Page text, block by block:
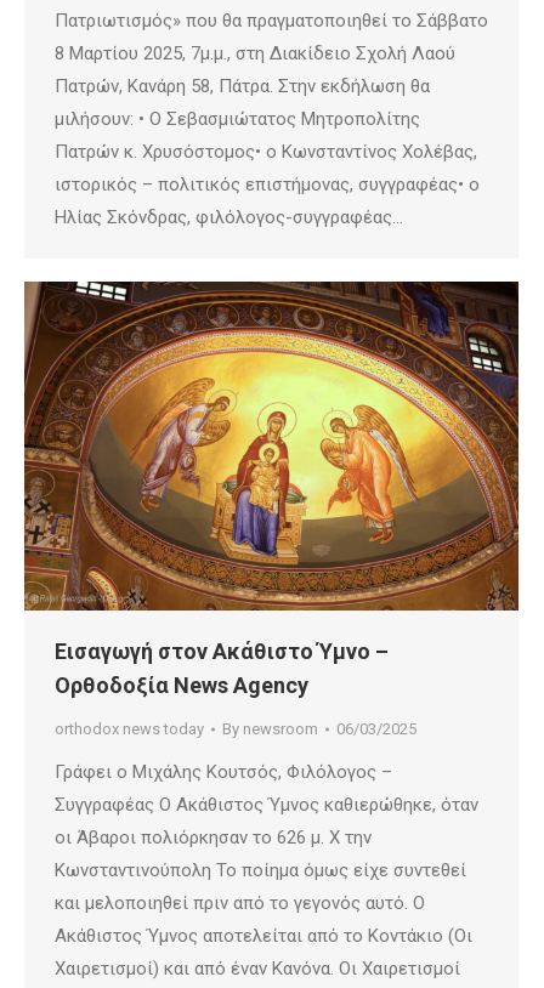
Πατριωτισμός» που θα πραγματοποιηθεί το Σάββατο
8 Μαρτίου 2025, 7μ.μ., στη Διακίδειο Σχολή Λαού
Πατρών, Κανάρη 58, Πάτρα. Στην εκδήλωση θα
μιλήσουν: • Ο Σεβασμιώτατος Μητροπολίτης
Πατρών κ. Χρυσόστομος• ο Κωνσταντίνος Χολέβας,
ιστορικός – πολιτικός επιστήμονας, συγγραφέας• ο
Ηλίας Σκόνδρας, φιλόλογος-συγγραφέας…
Εισαγωγή στον Ακάθιστο Ύμνο –
Ορθοδοξία News Agency
orthodox news today By newsroom 06/03/2025
Γράφει ο Μιχάλης Κουτσός, Φιλόλογος –
Συγγραφέας Ο Ακάθιστος Ύμνος καθιερώθηκε, όταν
οι Άβαροι πολιόρκησαν το 626 μ. Χ την
Κωνσταντινούπολη Το ποίημα όμως είχε συντεθεί
και μελοποιηθεί πριν από το γεγονός αυτό. Ο
Ακάθιστος Ύμνος αποτελείται από το Κοντάκιο (Οι
Χαιρετισμοί) και από έναν Κανόνα. Οι Χαιρετισμοί